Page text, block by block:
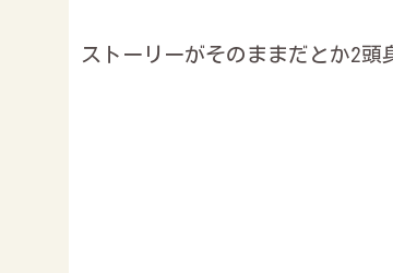
ストーリーがそのままだとか2頭